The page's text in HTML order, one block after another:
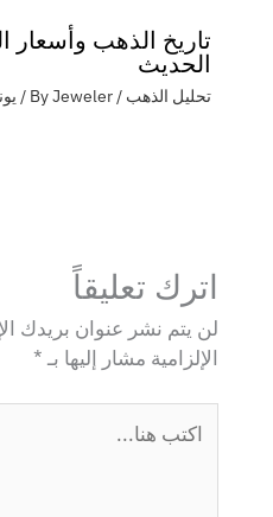
تاريخ الذهب وأسعار
الحديث
تحليل الذهب / By
Jeweler
/ يونيو
اترك تعليقاً
لن يتم نشر عنوان بريدك
الإلزامية مشار إليها بـ *
هنا...